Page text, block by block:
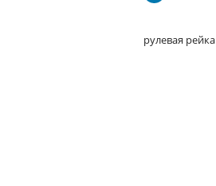
рулевая рейка